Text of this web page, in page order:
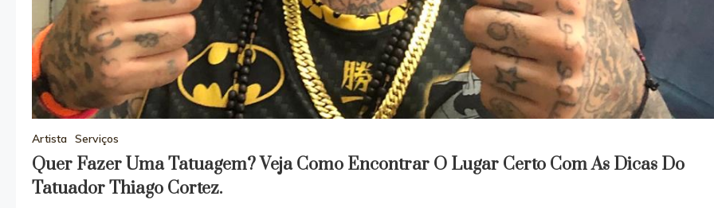
Artista Serviços
Quer Fazer Uma Tatuagem? Veja Como Encontrar O Lugar Certo Com As Dicas Do
Tatuador Thiago Cortez.